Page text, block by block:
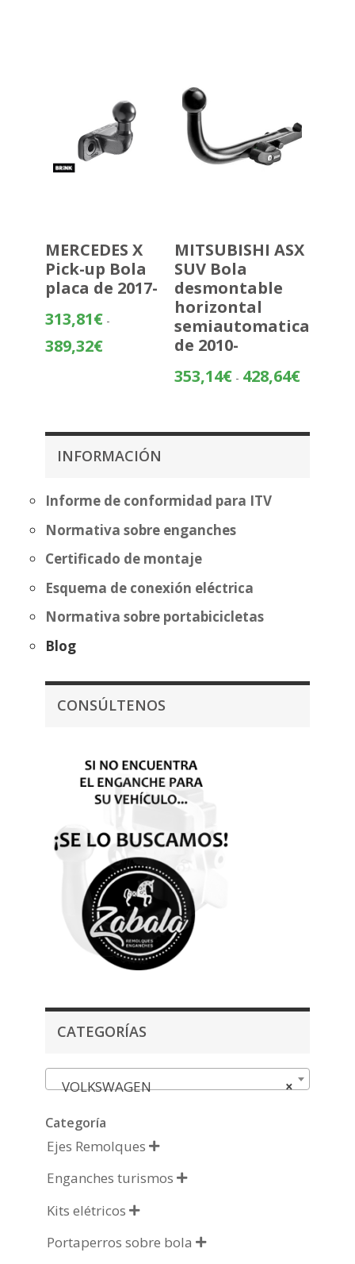
MERCEDES X
Pick-up Bola
placa de 2017-
313,81€ -
389,32€Rango
hasta
389,32€
MITSUBISHI ASX
SUV Bola
desmontable
horizontal
semiautomatica
de 2010-
353,14€ - 428,64€Rango
INFORMACIÓN
Informe de conformidad para ITV
Normativa sobre enganches
Certificado de montaje
Esquema de conexión eléctrica
Normativa sobre portabicicletas
Blog
CONSÚLTENOS
CATEGORÍAS
×
VOLKSWAGEN
Categoría
Ejes Remolques 
Enganches turismos 
Kits elétricos 
Portaperros sobre bola 